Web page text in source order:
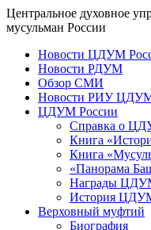
Центральное духовное
мусульман России
Новости ЦДУМ
Новости РДУМ
Обзор СМИ
Новости РИУ ЦДУМ
ЦДУМ России
Справка о
Книга
Книга
«Панорама
Награды
История
Верховный муфтий
Биография